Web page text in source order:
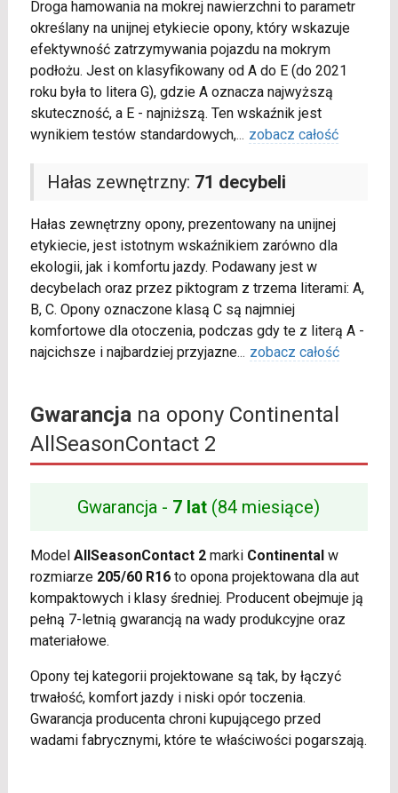
Droga hamowania na mokrej nawierzchni to parametr
określany na unijnej etykiecie opony, który wskazuje
efektywność zatrzymywania pojazdu na mokrym
podłożu. Jest on klasyfikowany od A do E (do 2021
roku była to litera G), gdzie A oznacza najwyższą
skuteczność, a E - najniższą. Ten wskaźnik jest
wynikiem testów standardowych,... zobacz całość
Hałas zewnętrzny: 71 decybeli
Hałas zewnętrzny opony, prezentowany na unijnej
etykiecie, jest istotnym wskaźnikiem zarówno dla
ekologii, jak i komfortu jazdy. Podawany jest w
decybelach oraz przez piktogram z trzema literami: A,
B, C. Opony oznaczone klasą C są najmniej
komfortowe dla otoczenia, podczas gdy te z literą A -
najcichsze i najbardziej przyjazne... zobacz całość
Gwarancjana opony Continental
AllSeasonContact 2
Gwarancja - 7 lat (84 miesiące)
Model AllSeasonContact 2marki Continentalw
rozmiarze 205/60 R16to opona projektowana dla aut
kompaktowych i klasy średniej. Producent obejmuje ją
pełną 7-letnią gwarancją na wady produkcyjne oraz
materiałowe.
Opony tej kategorii projektowane są tak, by łączyć
trwałość, komfort jazdy i niski opór toczenia.
Gwarancja producenta chroni kupującego przed
wadami fabrycznymi, które te właściwości pogarszają.